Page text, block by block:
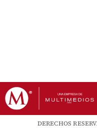
DERECHOS